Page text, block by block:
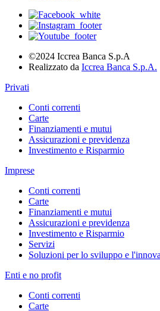
©2024 Iccrea Banca S.p.A
Realizzato da Iccrea Banca S.p.A.
Privati
Conti correnti
Carte
Finanziamenti e mutui
Assicurazioni e previdenza
Investimento e Risparmio
Imprese
Conti correnti
Carte
Finanziamenti e mutui
Assicurazioni e previdenza
Investimento e Risparmio
Servizi
Soluzioni per lo sviluppo e
Enti e no profit
Conti correnti
Carte